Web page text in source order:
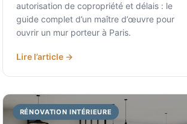
autorisation de copropriété et délais : le
guide complet d’un maître d’œuvre pour
ouvrir un mur porteur à Paris.
Lire l’article →
RÉNOVATION INTÉRIEURE